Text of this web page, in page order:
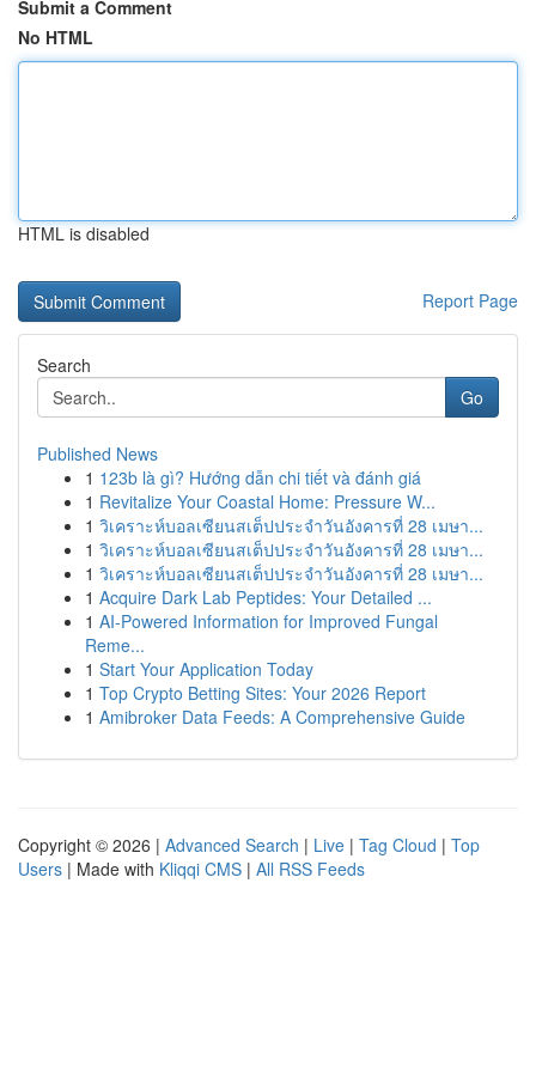
Submit a Comment
No HTML
HTML is disabled
Report Page
Search
Go
Published News
1 123b là gì? Hướng dẫn chi tiết và đánh giá
1 Revitalize Your Coastal Home: Pressure W...
1 วิเคราะห์บอลเซียนสเต็ปประจำวันอังคารที่ 28 เมษา...
1 วิเคราะห์บอลเซียนสเต็ปประจำวันอังคารที่ 28 เมษา...
1 วิเคราะห์บอลเซียนสเต็ปประจำวันอังคารที่ 28 เมษา...
1 Acquire Dark Lab Peptides: Your Detailed ...
1 AI-Powered Information for Improved Fungal
Reme...
1 Start Your Application Today
1 Top Crypto Betting Sites: Your 2026 Report
1 Amibroker Data Feeds: A Comprehensive Guide
Copyright © 2026 | Advanced Search | Live | Tag Cloud | Top
Users | Made with Kliqqi CMS | All RSS Feeds